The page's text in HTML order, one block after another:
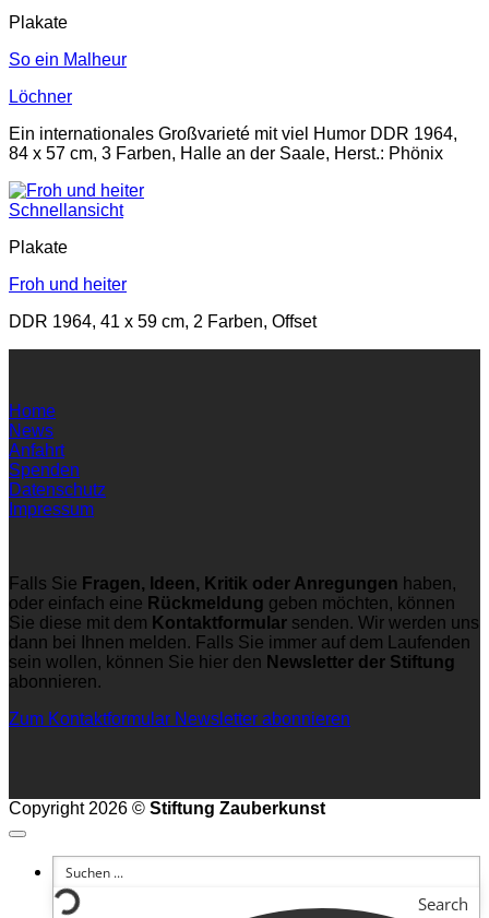
Plakate
So ein Malheur
Löchner
Ein internationales Großvarieté mit viel Humor DDR 1964,
84 x 57 cm, 3 Farben, Halle an der Saale, Herst.: Phönix
Schnellansicht
Plakate
Froh und heiter
DDR 1964, 41 x 59 cm, 2 Farben, Offset
Home
News
Anfahrt
Spenden
Datenschutz
Impressum
Falls Sie Fragen, Ideen, Kritik oder Anregungen haben,
oder einfach eine Rückmeldung geben möchten, können
Sie diese mit dem Kontaktformular senden. Wir werden uns
dann bei Ihnen melden. Falls Sie immer auf dem Laufenden
sein wollen, können Sie hier den Newsletter der Stiftung
abonnieren.
Zum Kontaktformular Newsletter abonnieren
Copyright 2026 © Stiftung Zauberkunst
Search